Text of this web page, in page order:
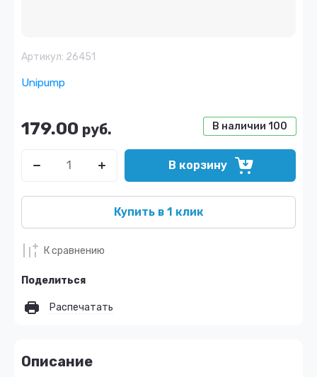
Артикул: 26451
Unipump
В наличии 100
179.00 руб.
В корзину
Купить в 1 клик
К сравнению
Поделиться
Распечатать
Описание